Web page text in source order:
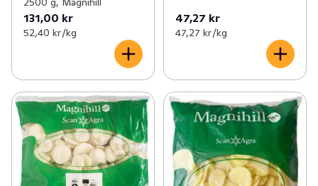
131,00 kr
52,40 kr /kg
47,27 kr
47,27 kr /kg